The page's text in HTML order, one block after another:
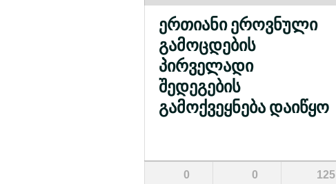
ერთიანი ეროვნული
გამოცდების
პირველადი
შედეგების
გამოქვეყნება დაიწყო
0 0 125